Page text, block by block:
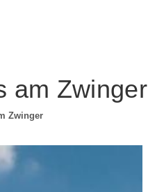
am Zwinger
Zwinger